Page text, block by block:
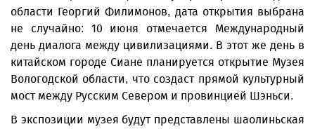
области Георгий Филимонов, дата открытия выбрана
не случайно: 10 июня отмечается Международный
день диалога между цивилизациями. В этот же день в
китайском городе Сиане планируется открытие Музея
Вологодской области, что создаст прямой культурный
мост между Русским Севером и провинцией Шэньси.
В экспозиции музея будут представлены шаолиньская